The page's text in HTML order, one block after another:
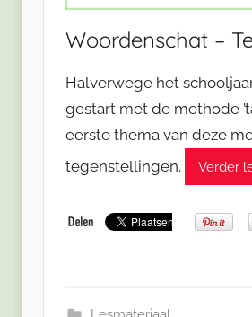
Woordenschat –
Halverwege het
gestart met de methode
eerste thema van deze
tegenstellingen.
Verder